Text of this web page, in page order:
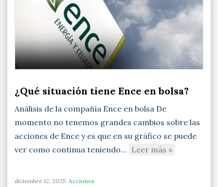
¿Qué situación tiene Ence en bolsa?
Análisis de la compañía Ence en bolsa De
momento no tenemos grandes cambios sobre las
acciones de Ence y es que en su gráfico se puede
ver como continua teniendo… Leer más »
diciembre 12, 2025 Acciones